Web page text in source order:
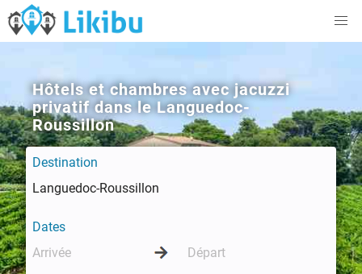
Hôtels et chambres avec jacuzzi
privatif dans le Languedoc-
Roussillon
Destination
Dates